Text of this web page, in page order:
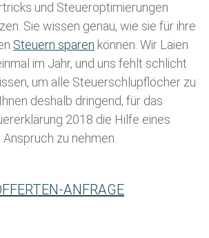
und Steueroptimierungen
Sie wissen genau, wie sie für ihre
Steuern sparen können. Wir Laien
im Jahr, und uns fehlt schlicht
um alle Steuerschlupflöcher zu
deshalb dringend, für das
2018 die Hilfe eines
zu nehmen.
ANFRAGE